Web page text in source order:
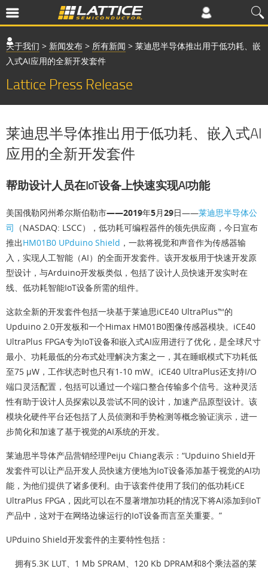
关于我们 > 新闻发布 > 所有新闻 > 莱迪思半导体推出用于低功耗、嵌
入式AI应用的全新开发套件
Lattice Press Release
莱迪思半导体推出用于低功耗、嵌入式AI
应用的全新开发套件
帮助设计人员在IoT设备上快速实现AI功能
美国俄勒冈州希尔斯伯勒市——2019年5月29日——莱迪思半导体公
司 （NASDAQ: LSCC），低功耗可编程器件的领先供应商，今日宣布
推出HM01B0 UPduino Shield ，一款将视觉和声音作为传感器输
入，实现人工智能（AI）的全面开发套件。该开发板用于快速开发原
型设计，与Arduino开发板类似，包括了设计人员快速开发实时在
线、低功耗智能IoT设备所需的组件。
这款全新的开发套件包括一块基于莱迪思iCE40 UltraPlus™的
Upduino 2.0开发板和一个Himax HM01B0图像传感器模块。iCE40
UltraPlus FPGA专为IoT设备和嵌入式AI应用进行了优化，是全球尺寸
最小、功耗最低的分布式处理解决方案之一，其在睡眠模式下功耗低
至75 µW，工作状态时也只有1-10 mW。iCE40 UltraPlus还支持I/O
端口灵活配置，包括可以通过一个端口整合传输多个信号。这种灵活
性有助于设计人员探索以及尝试不同的设计，加速产品原型设计。该
模块化硬件平台还包括了人员侦测和手势检测等概念验证演示，进一
步简化和加速了基于视觉的AI系统的开发。
莱迪思半导体产品营销经理Peiju Chiang表示：“Upduino Shield开
发套件可以让产品开发人员快速方便地为IoT设备添加基于视觉的AI功
能，为他们提供了诸多便利。由于该套件使用了我们的低功耗iCE
UltraPlus FPGA，因此可以在不显著增加功耗的情况下将AI添加到IoT
产品中，这对于在网络边缘运行的IoT设备而言至关重要。”
UPduino Shield开发套件的主要特性包括：
拥有5.3K LUT、1 Mb SPRAM、120 Kb DPRAM和8个乘法器的莱